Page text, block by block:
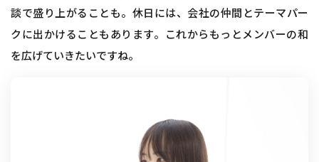
談で盛り上がることも。休日には、会社の仲間とテーマパー
クに出かけることもあります。これからもっとメンバーの和
を広げていきたいですね。